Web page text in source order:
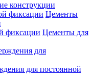
конструкции
Цементы
Цементы для
для постоянной